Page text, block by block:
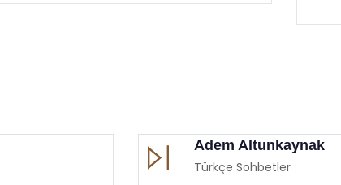
Adem Altunkaynak
Türkçe Sohbetler